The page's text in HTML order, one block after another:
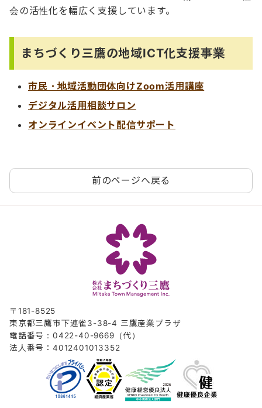
会の活性化を幅広く支援しています。
まちづくり三鷹の地域ICT化支援事業
市民・地域活動団体向けZoom活用講座
デジタル活用相談サロン
オンラインイベント配信サポート
前のページへ戻る
〒181-8525
東京都三鷹市下連雀3-38-4 三鷹産業プラザ
電話番号：0422-40-9669（代）
法人番号：4012401013352